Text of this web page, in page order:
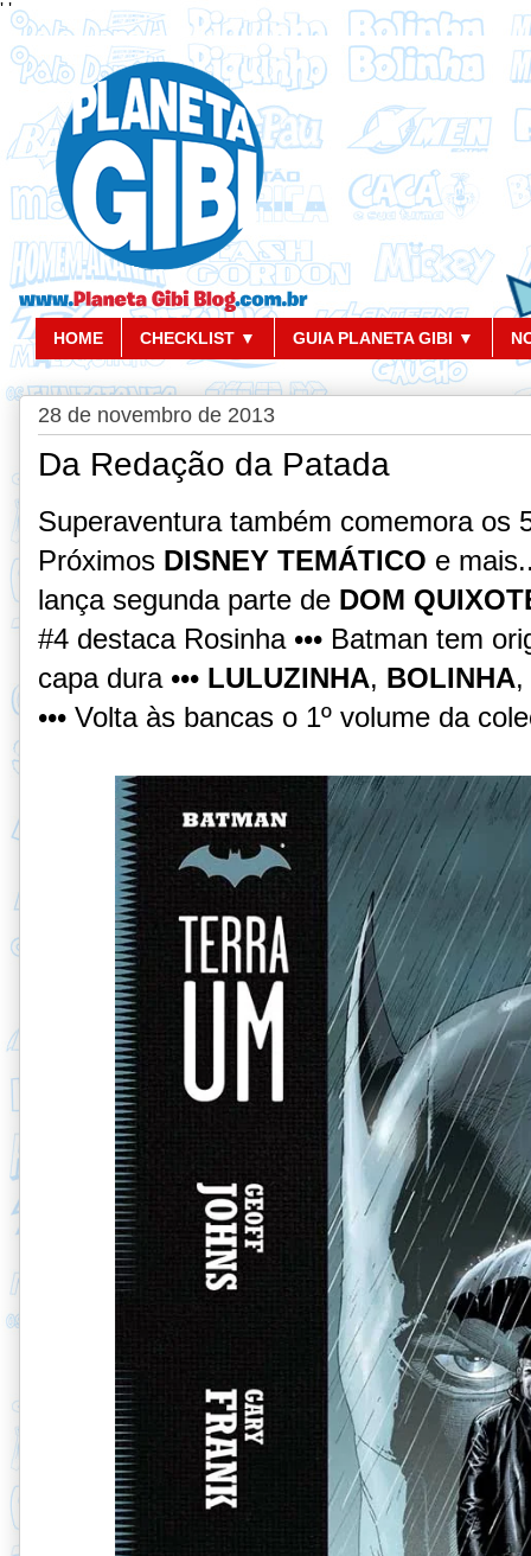
' '
HOME CHECKLIST ▼ GUIA PLANETA GIBI ▼
28 de novembro de 2013
Da Redação da Patada
Superaventura também comemora os
Próximos DISNEY TEMÁTICO e
lança segunda parte de DOM
#4 destaca Rosinha••• Batman tem
capa dura ••• LULUZINHA, BOLINHA,
••• Volta às bancas o 1º volume da